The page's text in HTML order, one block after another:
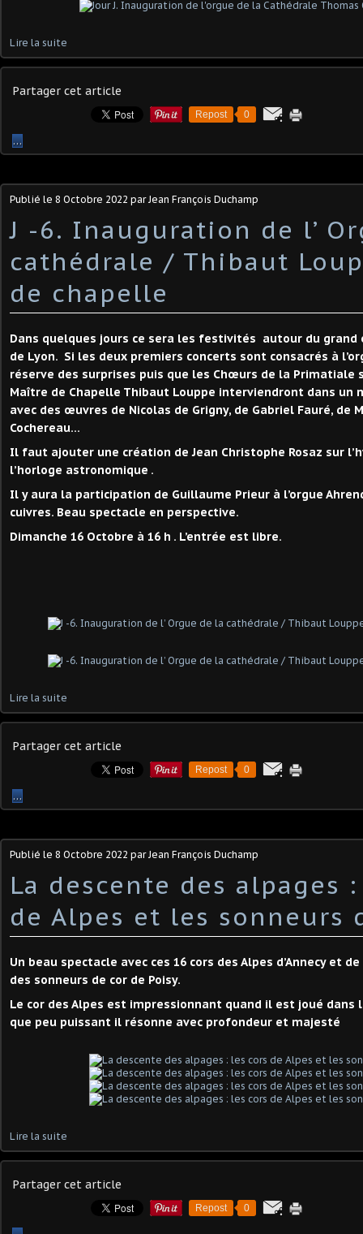
Lire la suite
Partager cet article
Repost 0
…
Publié le 8 Octobre 2022 par Jean François Duchamp
J -6. Inauguration de l’
cathédrale / Thibaut
de chapelle
Dans quelques jours ce sera les festivités autour du grand
de Lyon. Si les deux premiers concerts sont consacrés à
réserve des surprises puis que les Chœurs de la Primatiale
Maître de Chapelle Thibaut Louppe interviendront dans un
avec des œuvres de Nicolas de Grigny, de Gabriel Fauré, de
Cochereau…
Il faut ajouter une création de Jean Christophe Rosaz sur
l’horloge astronomique .
Il y aura la participation de Guillaume Prieur à l’orgue
cuivres. Beau spectacle en perspective.
Dimanche 16 Octobre à 16 h . L’entrée est libre.
Lire la suite
Partager cet article
Repost 0
…
Publié le 8 Octobre 2022 par Jean François Duchamp
La descente des alpages
de Alpes et les sonneurs
Un beau spectacle avec ces 16 cors des Alpes d’Annecy et
des sonneurs de cor de Poisy.
Le cor des Alpes est impressionnant quand il est joué dans
que peu puissant il résonne avec profondeur et majesté
Lire la suite
Partager cet article
Repost 0